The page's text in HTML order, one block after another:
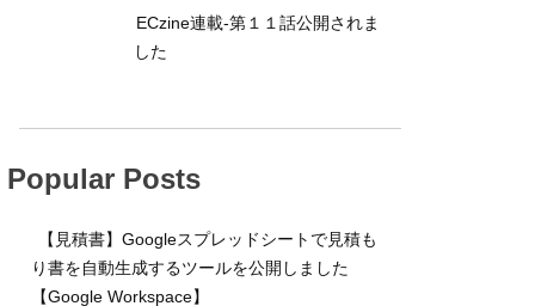
ECzine連載-第１１話公開されま
した
Popular Posts
【見積書】Googleスプレッドシートで見積も
り書を自動生成するツールを公開しました
【Google Workspace】